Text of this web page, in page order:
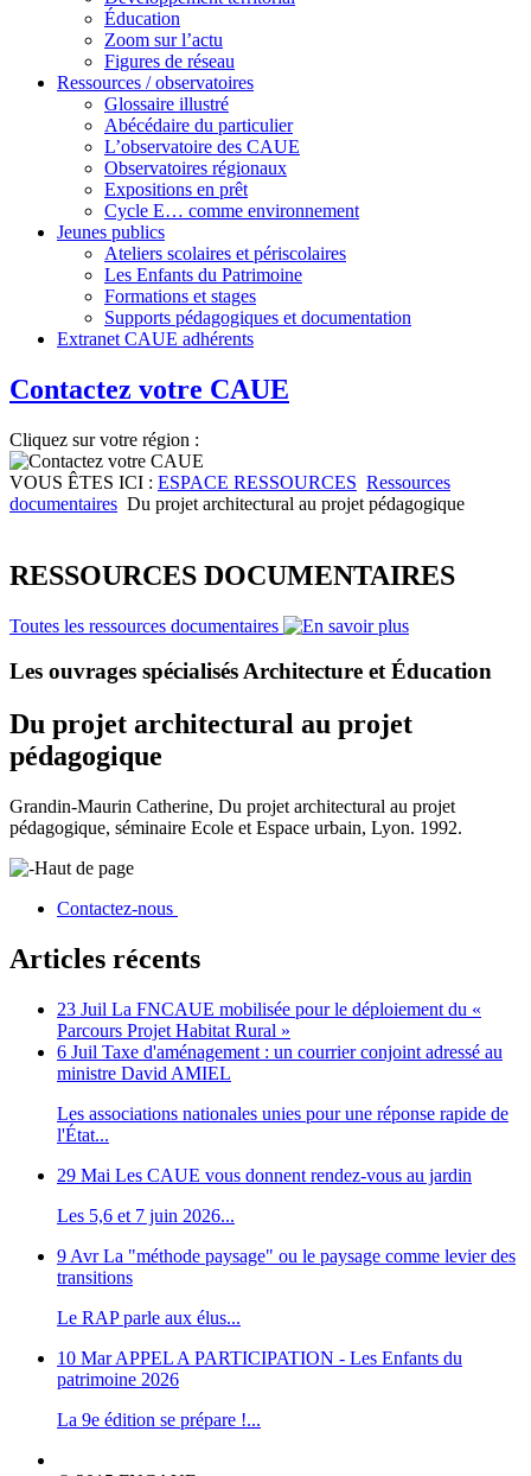
Éducation
Zoom sur l’actu
Figures de réseau
Ressources / observatoires
Glossaire illustré
Abécédaire du particulier
L’observatoire des CAUE
Observatoires régionaux
Expositions en prêt
Cycle E… comme environnement
Jeunes publics
Ateliers scolaires et périscolaires
Les Enfants du Patrimoine
Formations et stages
Supports pédagogiques et documentation
Extranet CAUE adhérents
Contactez votre CAUE
Cliquez sur votre région :
VOUS ÊTES ICI : ESPACE RESSOURCES Ressources
documentaires Du projet architectural au projet pédagogique
RESSOURCES DOCUMENTAIRES
Toutes les ressources documentaires
Les ouvrages spécialisés Architecture et Éducation
Du projet architectural au projet
pédagogique
Grandin-Maurin Catherine, Du projet architectural au projet
pédagogique, séminaire Ecole et Espace urbain, Lyon. 1992.
Haut de page
Contactez-nous
Articles récents
23 Juil La FNCAUE mobilisée pour le déploiement du «
Parcours Projet Habitat Rural »
6 Juil Taxe d'aménagement : un courrier conjoint adressé au
ministre David AMIEL
Les associations nationales unies pour une réponse rapide de
l'État...
29 Mai Les CAUE vous donnent rendez-vous au jardin
Les 5,6 et 7 juin 2026...
9 Avr La "méthode paysage" ou le paysage comme levier des
transitions
Le RAP parle aux élus...
10 Mar APPEL A PARTICIPATION - Les Enfants du
patrimoine 2026
La 9e édition se prépare !...